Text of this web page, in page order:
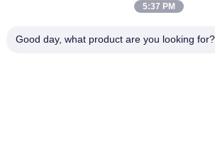
5:37 PM
Good day, what product are you looking for?